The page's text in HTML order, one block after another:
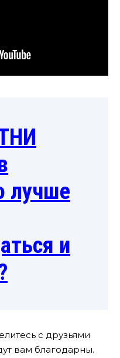
лучше
и
с друзьями
вам благодарны.